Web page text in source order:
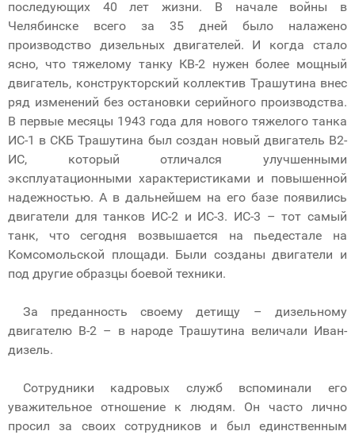
последующих 40 лет жизни. В начале войны в
Челябинске всего за 35 дней было налажено
производство дизельных двигателей. И когда стало
ясно, что тяжелому танку КВ-2 нужен более мощный
двигатель, конструкторский коллектив Трашутина внес
ряд изменений без остановки серийного производства.
В первые месяцы 1943 года для нового тяжелого танка
ИС-1 в СКБ Трашутина был создан новый двигатель В2-
ИС, который отличался улучшенными
эксплуатационными характеристиками и повышенной
надежностью. А в дальнейшем на его базе появились
двигатели для танков ИС-2 и ИС-3. ИС-3 – тот самый
танк, что сегодня возвышается на пьедестале на
Комсомольской площади. Были созданы двигатели и
под другие образцы боевой техники.
За преданность своему детищу – дизельному
двигателю В-2 – в народе Трашутина величали Иван-
дизель.
Сотрудники кадровых служб вспоминали его
уважительное отношение к людям. Он часто лично
просил за своих сотрудников и был единственным